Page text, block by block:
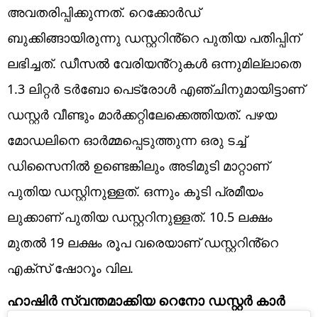
അവതരിപ്പിക്കുന്നത്. റെക്കോർഡ്
ബുക്കിങ്ങായിരുന്നു ഡസ്റ്ററിൻ്റെ പുതിയ പതിപ്പിന്
ലഭിച്ചത്. ഡീസൽ വേരിയൻ്റുകൾ ഒന്നുമില്ലാതെ
1.3 ലിറ്റർ ടർബോ പെട്രോൾ എഞ്ചിനുമായിട്ടാണ്
ഡസ്റ്റർ വീണ്ടും മാർക്കറ്റിലേക്കെത്തിയത്. പഴയ
മോഡലിനെ ഓർമ്മപ്പെടുത്തുന്ന ഒരു ടച്ച്
ഡിസൈനിൽ ഉണ്ടെങ്കിലും അടിമുടി മാറ്റാണ്
പുതിയ ഡസ്റ്റിനുള്ളത്. ഒന്നും കൂടി പ്രമീയം
ലുക്കാണ് പുതിയ ഡസ്റ്ററിനുള്ളത്. 10.5 ലക്ഷം
മുതൽ 19 ലക്ഷം രൂപ വരെയാണ് ഡസ്റ്ററിൻ്റെ
എക്സ് ഷോറൂം വില.
ഹാഷിർ സ്വന്തമാക്കിയ റെനോ ഡസ്റ്റർ കാർ